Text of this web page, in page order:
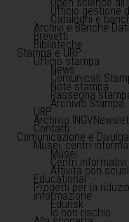
Ufficio gestione
Cataloghi e
Archivi e Banche Dati
Brevetti
Biblioteche
Stampa e URP
Ufficio stampa
News
Comunicati
Note stampa
Rassegna
Archivio Stampa
URP
Archivio
Contatti
Comunicazione e
Musei, centri
Musei
Centri informativi
Attività con
Educational
Progetti per la
informazione
Edurisk
Io non rischio